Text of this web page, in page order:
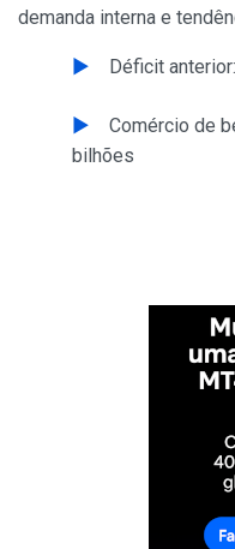
demanda interna e
Déficit
Comércio de
bilhões